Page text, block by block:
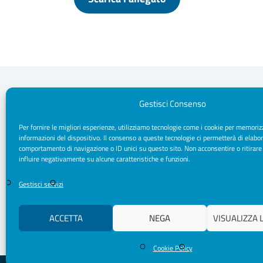
Gestisci Consenso
Per fornire le migliori esperienze, utilizziamo tecnologie come i cookie per
informazioni del dispositivo. Il consenso a queste tecnologie ci permetterà di
comportamento di navigazione o ID unici su questo sito. Non acconsentire o
influire negativamente su alcune caratteristiche e funzioni.
Gestisci servizi
ACCETTA NEGA VISUALIZZA
Cookie Policy
Segreteria Sede
Via Sparano da Bari, 170 - 70121 Bari
CF/ P. IVA: 93091790720